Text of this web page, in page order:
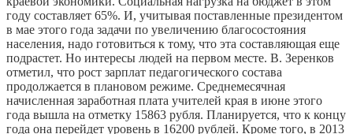
году составляет 65%. И, учитывая поставленные президентом
в мае этого года задачи по увеличению благосостояния
населения, надо готовиться к тому, что эта составляющая еще
подрастет. Но интересы людей на первом месте. В. Зеренков
отметил, что рост зарплат педагогического состава
продолжается в плановом режиме. Среднемесячная
начисленная заработная плата учителей края в июне этого
года вышла на отметку 15863 рубля. Планируется, что к концу
года она перейдет уровень в 16200 рублей. Кроме того, в 2013